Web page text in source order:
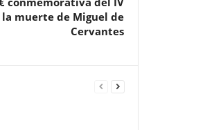
muerte de Miguel de
Cervantes